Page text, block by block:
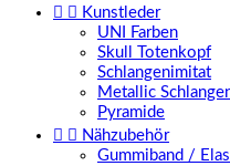
  Kunstleder
UNI Farben
Skull Totenkopf
Schlangenimitat
Metallic
Pyramide
  Nähzubehör
Gummiband /